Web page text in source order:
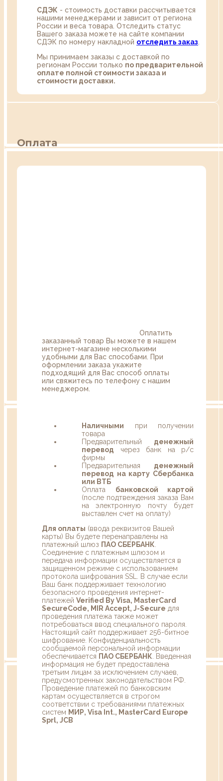
СДЭК - стоимость доставки рассчитывается
нашими менеджерами и зависит от региона
России и веса товара. Отследить статус
Вашего заказа можете на сайте компании
СДЭК по номеру накладной отследить заказ
Мы принимаем заказы с доставкой по
регионам России только по предварительной
оплате полной стоимости заказа и
стоимости доставки.
Оплата
Оплатить
заказанный товар Вы можете в нашем
интернет-магазине несколькими
удобными для Вас способами. При
оформлении заказа укажите
подходящий для Вас способ оплаты
или свяжитесь по телефону с нашим
менеджером.
Наличными при получении
товара
Предварительный денежный
перевод через банк на р/с
фирмы
Предварительная денежный
перевод на карту Сбербанка
или ВТБ
Оплата банковской картой
(после подтвеждения заказа Вам
на электронную почту будет
выставлен счет на оплату)
Для оплаты (ввода реквизитов Вашей
карты) Вы будете перенаправлены на
платежный шлюз ПАО СБЕРБАНК
Соединение с платежным шлюзом и
передача информации осуществляется в
защищенном режиме с использованием
протокола шифрования SSL. В случае если
Ваш банк поддерживает технологию
безопасного проведения интернет-
платежей Verified By Visa, MasterCard
SecureCode, MIR Accept, J-Secure для
проведения платежа также может
потребоваться ввод специального пароля.
Настоящий сайт поддерживает 256-битное
шифрование. Конфиденциальность
сообщаемой персональной информации
обеспечивается ПАО СБЕРБАНК . Введенная
информация не будет предоставлена
третьим лицам за исключением случаев,
предусмотренных законодательством РФ.
Проведение платежей по банковским
картам осуществляется в строгом
соответствии с требованиями платежных
систем МИР, Visa Int., MasterCard Europe
Sprl, JCB